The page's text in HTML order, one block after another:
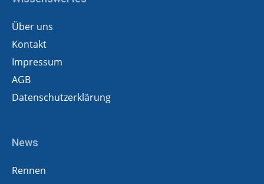
Über uns
Kontakt
Impressum
AGB
Datenschutzerklärung
News
Rennen